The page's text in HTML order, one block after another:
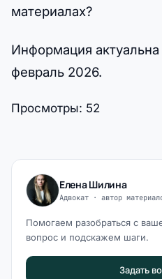
материалах?
Информация
февраль 2026.
Просмотры: 52
Елена Шилина
Адвокат · автор
Помогаем разобраться с
вопрос и подскажем шаги.
Задать